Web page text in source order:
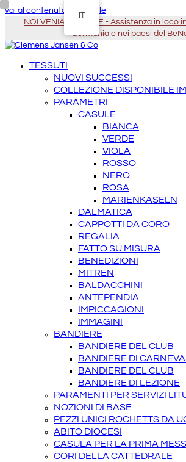
vai al contenuto principale
NOI VENIAMO DA TE - Assistenza in loco
Germania e nei paesi del
TESSUTI
NUOVI SUCCESSI
COLLEZIONE DISPONIBILE
PARAMETRI
CASULE
BIANCA
VERDE
VIOLA
ROSSO
NERO
ROSA
MARIENKASELN
DALMATICA
CAPPOTTI DA CORO
REGALIA
FATTO SU MISURA
BENEDIZIONI
MITREN
BALDACCHINI
ANTEPENDIA
IMPICCAGIONI
IMMAGINI
BANDIERE
BANDIERE DEL CLUB
BANDIERE DI
BANDIERE DEL CLUB
BANDIERE DI LEZIONE
PARAMENTI PER SERVIZI
NOZIONI DI BASE
PEZZI UNICI ROCHETTS DA
ABITO DIOCESI
CASULA PER LA PRIMA
CORI DELLA CATTEDRALE
IT